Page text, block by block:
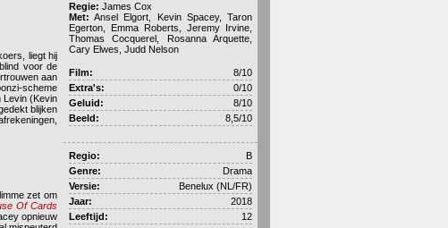
liegt hij
voor de
aan
scheme
Levin (Kevin
blijken
zet om
Of Cards
opnieuw
Regie: James Cox
Met: Ansel Elgort, Kevin Spacey, Taron
Egerton, Emma Roberts, Jeremy Irvine,
Thomas Cocquerel, Rosanna Arquette,
Cary Elwes, Judd Nelson
Film:
8/10
Extra's:
0/10
Geluid:
8/10
Beeld:
8,5/10
Regio:
B
Genre:
Drama
Versie:
Benelux (NL/FR)
Jaar:
2018
Leeftijd:
12